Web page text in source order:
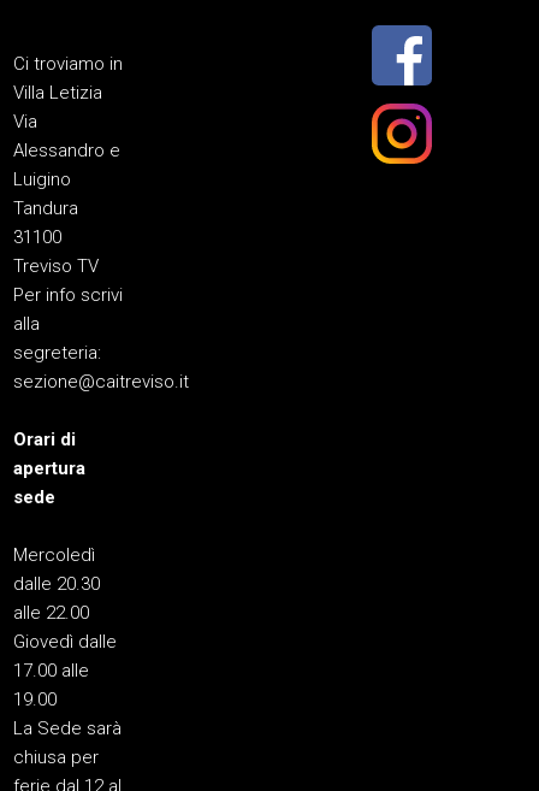
Ci troviamo in
Villa Letizia
Via
Alessandro e
Luigino
Tandura
31100
Treviso TV
Per info scrivi
alla
segreteria:
sezione@caitreviso.it
Orari di
apertura
sede
Mercoledì
dalle 20.30
alle 22.00
Giovedì dalle
17.00 alle
19.00
La Sede sarà
chiusa per
ferie dal 12 al